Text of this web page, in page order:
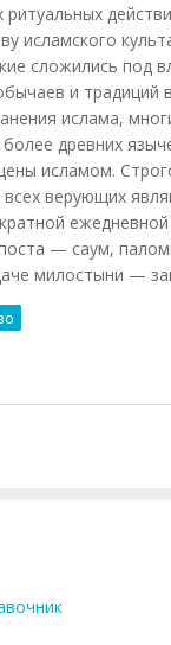
исламского
сложились под
и традиций
ислама,
древних
исламом.
верующих
— саум,
милостыни —